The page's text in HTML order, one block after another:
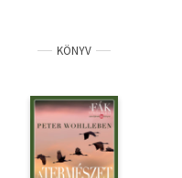
KÖNYV